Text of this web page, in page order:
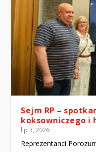
Sejm RP –
koksowniczego i
lip 3, 2026
Reprezentanci